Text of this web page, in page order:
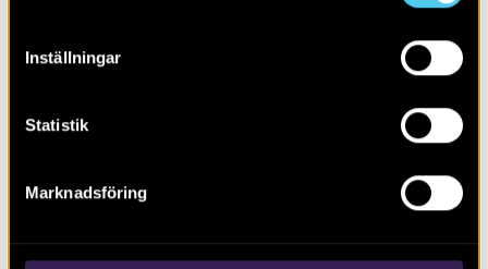
Inställningar
Statistik
Marknadsföring
Ny bebyggelse genom skogsområdet
Lunsen